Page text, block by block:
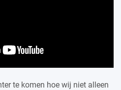
te komen hoe wij niet alleen